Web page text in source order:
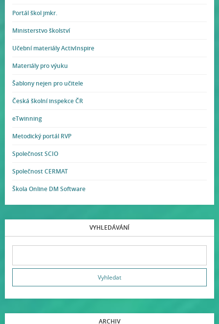
Portál škol jmkr.
Ministerstvo školství
Učební materiály ActivInspire
Materiály pro výuku
Šablony nejen pro učitele
Česká školní inspekce ČR
eTwinning
Metodický portál RVP
Společnost SCIO
Společnost CERMAT
Škola Online DM Software
VYHLEDÁVÁNÍ
ARCHIV